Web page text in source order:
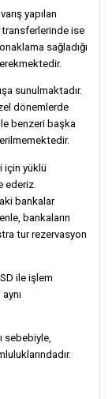
yapılan
transferlerinde ise
sağladığı
sunulmaktadır.
dönemlerde
benzeri başka
için yüklü
ederiz.
bankalar
bankaların
tur rezervasyon
ile işlem
sebebiyle,